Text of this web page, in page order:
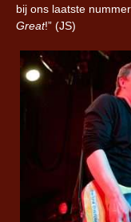
bij ons laatste
Great!” (JS)